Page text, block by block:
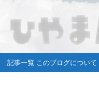
記事一覧 このブログについて